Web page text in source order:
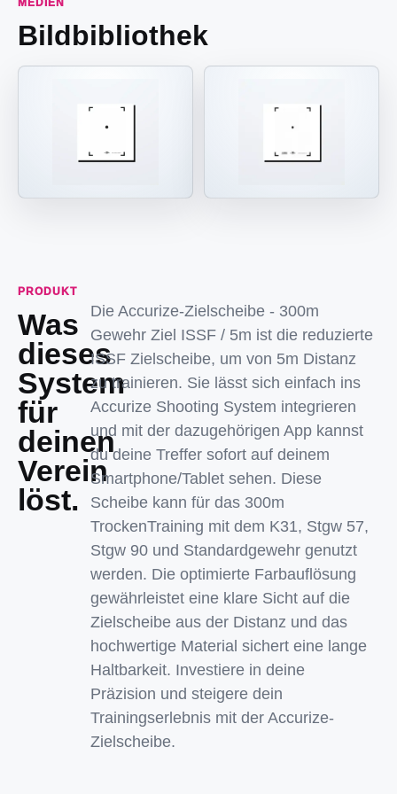
MEDIEN
Bildbibliothek
PRODUKT
Was
dieses
System
für
deinen
Verein
löst.
Die Accurize-Zielscheibe - 300m
Gewehr Ziel ISSF / 5m ist die reduzierte
ISSF Zielscheibe, um von 5m Distanz
zu trainieren. Sie lässt sich einfach ins
Accurize Shooting System integrieren
und mit der dazugehörigen App kannst
du deine Treffer sofort auf deinem
Smartphone/Tablet sehen. Diese
Scheibe kann für das 300m
TrockenTraining mit dem K31, Stgw 57,
Stgw 90 und Standardgewehr genutzt
werden. Die optimierte Farbauflösung
gewährleistet eine klare Sicht auf die
Zielscheibe aus der Distanz und das
hochwertige Material sichert eine lange
Haltbarkeit. Investiere in deine
Präzision und steigere dein
Trainingserlebnis mit der Accurize-
Zielscheibe.